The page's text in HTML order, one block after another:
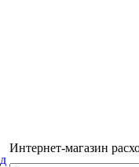
Интернет-магазин